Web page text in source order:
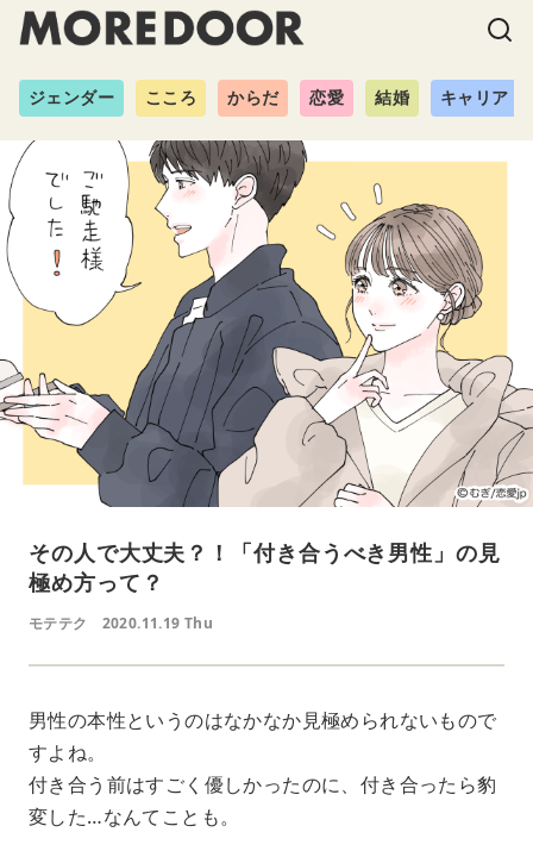
ジェンダー こころ からだ 恋愛 結婚 キャリア
その人で大丈夫？！「付き合うべき男性」の見
極め方って？
モテテク 2020.11.19 Thu
男性の本性というのはなかなか見極められないもので
すよね。
付き合う前はすごく優しかったのに、付き合ったら豹
変した…なんてことも。